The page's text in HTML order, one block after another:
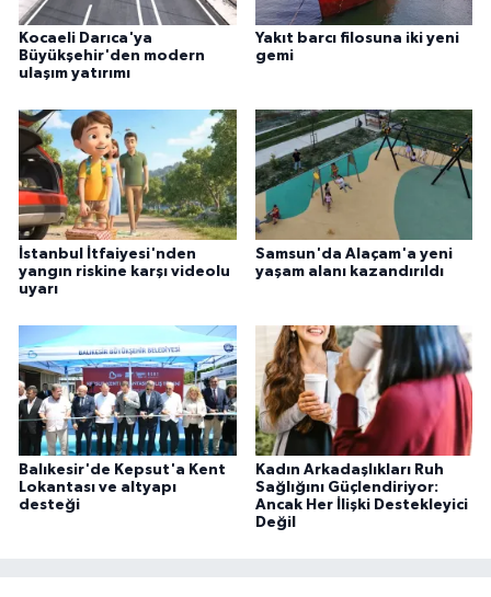
Kocaeli Darıca'ya
Büyükşehir'den modern
ulaşım yatırımı
Yakıt barcı filosuna iki yeni
gemi
İstanbul İtfaiyesi'nden
yangın riskine karşı videolu
uyarı
Samsun'da Alaçam'a yeni
yaşam alanı kazandırıldı
Balıkesir'de Kepsut'a Kent
Lokantası ve altyapı
desteği
Kadın Arkadaşlıkları Ruh
Sağlığını Güçlendiriyor:
Ancak Her İlişki Destekleyici
Değil